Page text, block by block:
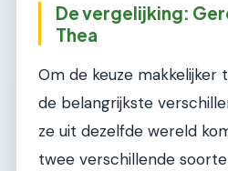
De vergelijking:
Thea
Om de keuze makkelijker
de belangrijkste
ze uit dezelfde wereld
twee verschillende